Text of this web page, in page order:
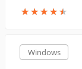
★★★★★
★★★★★
Windows